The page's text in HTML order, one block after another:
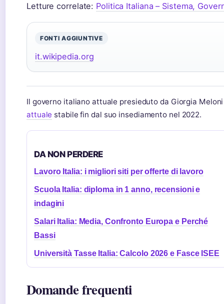
Letture correlate: Politica Italiana – Sistema,
FONTI AGGIUNTIVE
it.wikipedia.org
Il governo italiano attuale presieduto da Giorgia
attuale stabile fin dal suo insediamento nel 2022.
DA NON PERDERE
Lavoro Italia: i migliori siti per offerte di lavoro
Scuola Italia: diploma in 1 anno, recensioni e
indagini
Salari Italia: Media, Confronto Europa e Perché
Bassi
Università Tasse Italia: Calcolo 2026 e Fasce ISEE
Domande frequenti